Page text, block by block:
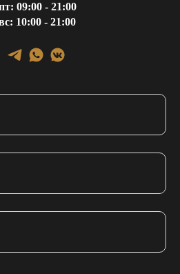
09:00 - 21:00
10:00 - 21:00